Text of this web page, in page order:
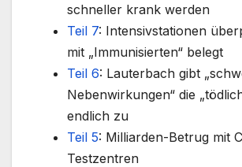
schneller krank werden
Teil 7: Intensivstationen
mit „Immunisierten“ belegt
Teil 6: Lauterbach gibt
Nebenwirkungen“ die
endlich zu
Teil 5: Milliarden-Betrug mit
Testzentren